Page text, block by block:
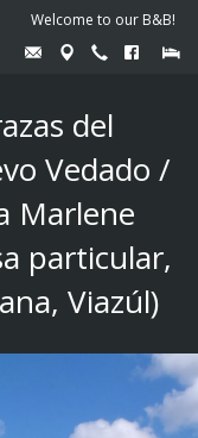
Welcome to our B&B!
del
Vedado /
Marlene
particular,
Viazúl)